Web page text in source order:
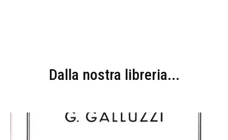
Dalla nostra libreria...